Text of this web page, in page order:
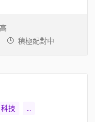
積極配對中
科技 ...